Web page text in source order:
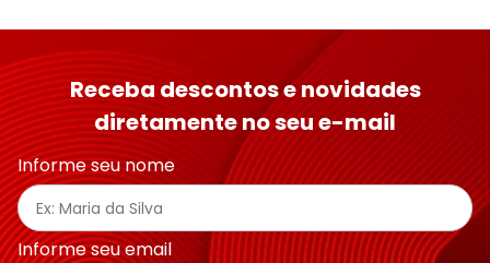
Receba descontos e novidades
diretamente no seu e-mail
Informe seu nome
Informe seu email